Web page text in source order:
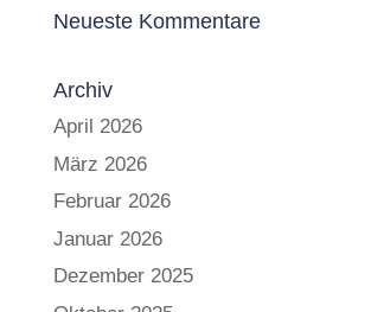
Neueste Kommentare
Archiv
April 2026
März 2026
Februar 2026
Januar 2026
Dezember 2025